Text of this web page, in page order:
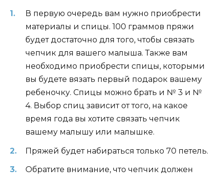
В первую очередь вам нужно приобрести
материалы и спицы. 100 граммов пряжи
будет достаточно для того, чтобы связать
чепчик для вашего малыша. Также вам
необходимо приобрести спицы, которыми
вы будете вязать первый подарок вашему
ребеночку. Спицы можно брать и № 3 и №
4. Выбор спиц зависит от того, на какое
время года вы хотите связать чепчик
вашему малышу или малышке.
Пряжей будет набираться только 70 петель.
Обратите внимание, что чепчик должен